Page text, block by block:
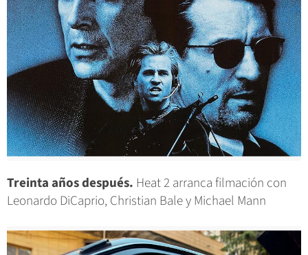
Treinta años después. Heat 2 arranca filmación con
Leonardo DiCaprio, Christian Bale y Michael Mann